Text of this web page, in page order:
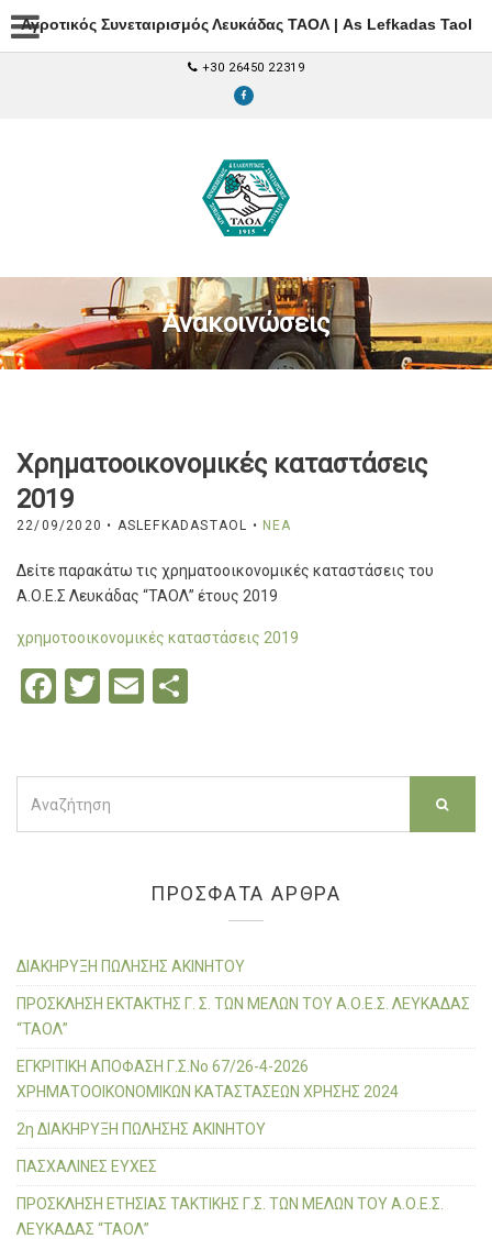
Αγροτικός Συνεταιρισμός Λευκάδας ΤΑΟΛ | As Lefkadas Taol
+30 26450 22319
Ανακοινώσεις
Χρηματοοικονομικές καταστάσεις
2019
22/09/2020 • ASLEFKADASTAOL • ΝΈΑ
Δείτε παρακάτω τις χρηματοοικονομικές καταστάσεις του
Α.Ο.Ε.Σ Λευκάδας “ΤΑΟΛ” έτους 2019
χρημοτοοικονομικές καταστάσεις 2019
F
b
o
T
er
E
α
σ
εί
ε
a
o
r
:
ΠΡΌΣΦΑΤΑ ΆΡΘΡΑ
ΔΙΑΚΗΡΥΞΗ ΠΩΛΗΣΗΣ ΑΚΙΝΗΤΟΥ
ΠΡΟΣΚΛΗΣΗ ΕΚΤΑΚΤΗΣ Γ. Σ. ΤΩΝ ΜΕΛΩΝ ΤΟΥ Α.Ο.Ε.Σ. ΛΕΥΚΑΔΑΣ
“ΤΑΟΛ”
ΕΓΚΡΙΤΙΚΗ ΑΠΟΦΑΣΗ Γ.Σ.Νο 67/26-4-2026
ΧΡΗΜΑΤΟΟΙΚΟΝΟΜΙΚΩΝ ΚΑΤΑΣΤΑΣΕΩΝ ΧΡΗΣΗΣ 2024
2η ΔΙΑΚΗΡΥΞΗ ΠΩΛΗΣΗΣ ΑΚΙΝΗΤΟΥ
ΠΑΣΧΑΛΙΝΕΣ ΕΥΧΕΣ
ΠΡΟΣΚΛΗΣΗ ΕΤΗΣΙΑΣ ΤΑΚΤΙΚΗΣ Γ.Σ. ΤΩΝ ΜΕΛΩΝ ΤΟΥ Α.Ο.Ε.Σ.
ΛΕΥΚΑΔΑΣ “ΤΑΟΛ”